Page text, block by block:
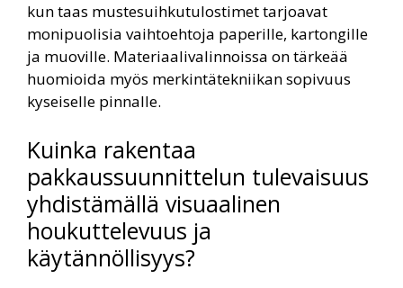
kun taas mustesuihkutulostimet tarjoavat
monipuolisia vaihtoehtoja paperille, kartongille
ja muoville. Materiaalivalinnoissa on tärkeää
huomioida myös merkintätekniikan sopivuus
kyseiselle pinnalle.
Kuinka rakentaa
pakkaussuunnittelun tulevaisuus
yhdistämällä visuaalinen
houkuttelevuus ja
käytännöllisyys?